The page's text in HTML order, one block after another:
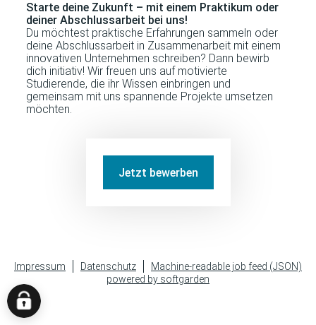
Starte deine Zukunft – mit einem Praktikum oder
deiner Abschlussarbeit bei uns!
Du möchtest praktische Erfahrungen sammeln oder
deine Abschlussarbeit in Zusammenarbeit mit einem
innovativen Unternehmen schreiben? Dann bewirb
dich initiativ! Wir freuen uns auf motivierte
Studierende, die ihr Wissen einbringen und
gemeinsam mit uns spannende Projekte umsetzen
möchten.
Jetzt bewerben
Impressum Datenschutz
Machine-readable job feed (JSON)
powered by softgarden